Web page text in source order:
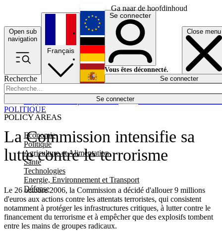
Ga naar de hoofdinhoud
Open sub
navigation
Close menu
Recherche
Se connecter
POLICY AREAS
Economie
Politique
Agriculture et Alimentation
Santé
Technologies
Energie, Environnement et Transport
Défense
Économie
Français
English
Deutsch
Español
Se connecter
Vous êtes déconnecté.
Se connecter
La Commission intensifie sa
lutte contre le terrorisme
Le 26 octobre 2006, la Commission a décidé d'allouer 9 millions
d'euros aux actions contre les attentats terroristes, qui consistent
notamment à protéger les infrastructures critiques, à lutter contre le
financement du terrorisme et à empêcher que des explosifs tombent
entre les mains de groupes radicaux.
POLITIQUE